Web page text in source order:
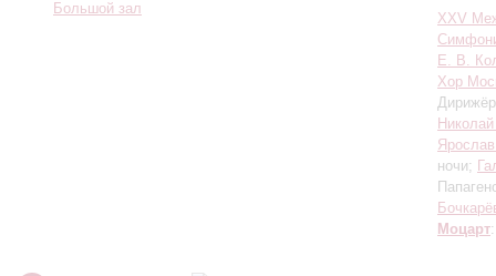
Большой зал
XXV
Е. В.
Хор
ночи;
Моцарт